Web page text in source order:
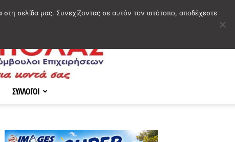
ΣΥΛΛΟΓΟΙ
σελίδα μας. Συνεχίζοντας σε αυτόν τον ιστότοπο, αποδέχεστε